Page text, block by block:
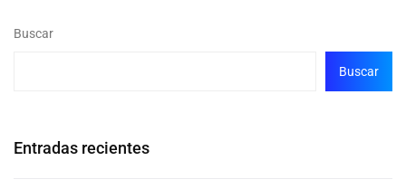
Buscar
Buscar
Entradas recientes